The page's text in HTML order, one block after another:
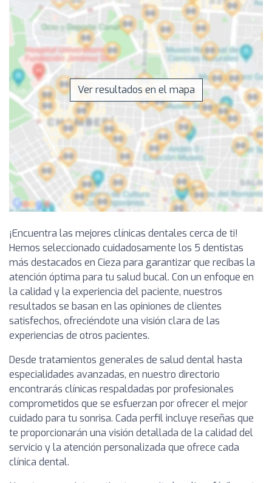
Ver resultados en el mapa
¡Encuentra las mejores clínicas dentales cerca de ti!
Hemos seleccionado cuidadosamente los 5 dentistas
más destacados en Cieza para garantizar que recibas la
atención óptima para tu salud bucal. Con un enfoque en
la calidad y la experiencia del paciente, nuestros
resultados se basan en las opiniones de clientes
satisfechos, ofreciéndote una visión clara de las
experiencias de otros pacientes.
Desde tratamientos generales de salud dental hasta
especialidades avanzadas, en nuestro directorio
encontrarás clínicas respaldadas por profesionales
comprometidos que se esfuerzan por ofrecer el mejor
cuidado para tu sonrisa. Cada perfil incluye reseñas que
te proporcionarán una visión detallada de la calidad del
servicio y la atención personalizada que ofrece cada
clínica dental.